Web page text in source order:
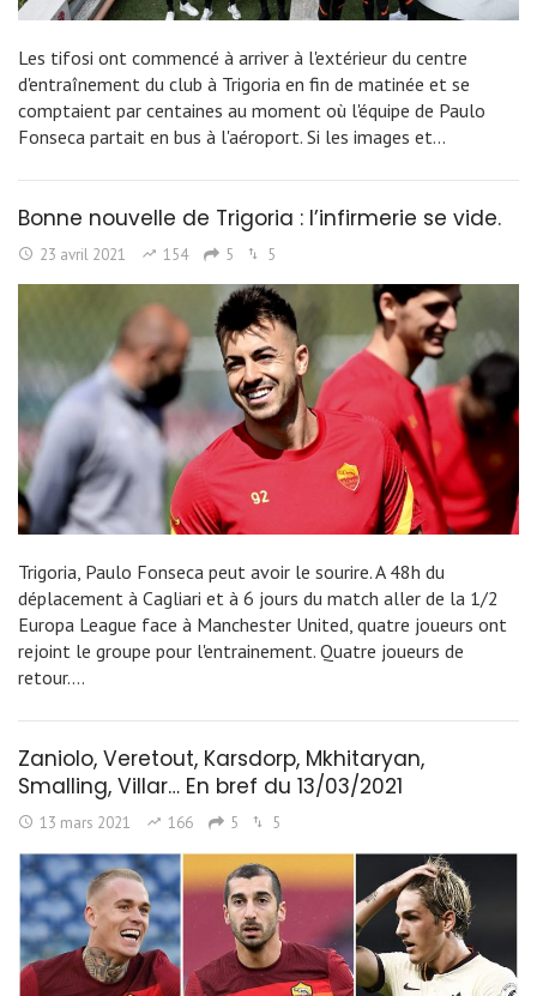
Les tifosi ont commencé à arriver à l'extérieur du centre
d'entraînement du club à Trigoria en fin de matinée et se
comptaient par centaines au moment où l'équipe de Paulo
Fonseca partait en bus à l'aéroport. Si les images et…
Bonne nouvelle de Trigoria : l’infirmerie se vide.
23 avril 2021 154 5 5
Trigoria, Paulo Fonseca peut avoir le sourire. A 48h du
déplacement à Cagliari et à 6 jours du match aller de la 1/2
Europa League face à Manchester United, quatre joueurs ont
rejoint le groupe pour l'entrainement. Quatre joueurs de
retour.…
Zaniolo, Veretout, Karsdorp, Mkhitaryan,
Smalling, Villar… En bref du 13/03/2021
13 mars 2021 166 5 5